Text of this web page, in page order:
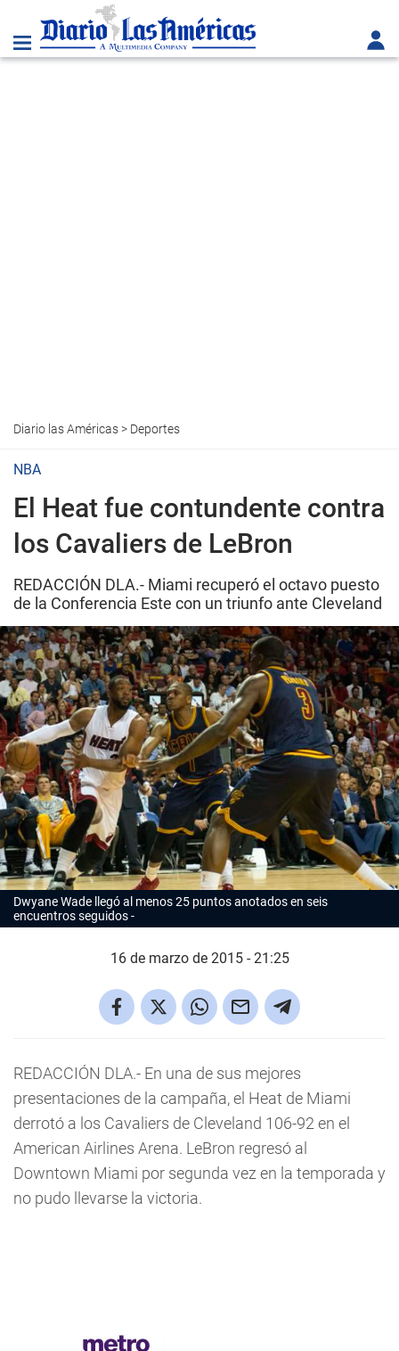
Diario las Américas> Deportes
NBA
El Heat fue contundente contra
los Cavaliers de LeBron
REDACCIÓN DLA.- Miami recuperó el octavo puesto
de la Conferencia Este con un triunfo ante Cleveland
Dwyane Wade llegó al menos 25 puntos anotados en seis
encuentros seguidos
16 de marzo de 2015 - 21:25
REDACCIÓN DLA.- En una de sus mejores
presentaciones de la campaña, el Heat de Miami
derrotó a los Cavaliers de Cleveland 106-92 en el
American Airlines Arena. LeBron regresó al
Downtown Miami por segunda vez en la temporada y
no pudo llevarse la victoria.